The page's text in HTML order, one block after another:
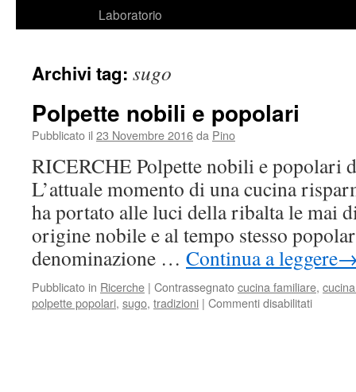
Laboratorio
Archivi tag: sugo
Polpette nobili e popolari
Pubblicato il 23 Novembre 2016da Pino
RICERCHE Polpette nobili e popolari
L’attuale momento di una cucina
ha portato alle luci della ribalta le mai
origine nobile e al tempo stesso
denominazione … Continua a leggere
Pubblicato in Ricerche | Contrassegnatocucina familiare,
polpette popolari, sugo, tradizioni | Commenti disabilitati